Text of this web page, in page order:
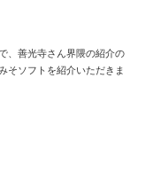
、善光寺さん界隈の紹介の
そソフトを紹介いただきま